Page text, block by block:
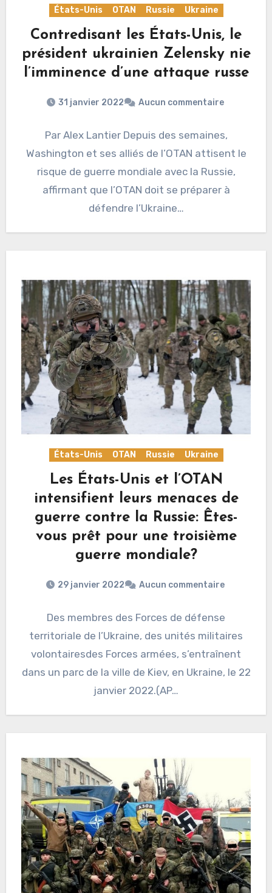
États-Unis OTAN Russie Ukraine
Contredisant les États-Unis, le
président ukrainien Zelensky nie
l’imminence d’une attaque russe
31 janvier 2022 Aucun commentaire
Par Alex Lantier Depuis des semaines,
Washington et ses alliés de l’OTAN attisent le
risque de guerre mondiale avec la Russie,
affirmant que l’OTAN doit se préparer à
défendre l’Ukraine…
États-Unis OTAN Russie Ukraine
Les États-Unis et l’OTAN
intensifient leurs menaces de
guerre contre la Russie: Êtes-
vous prêt pour une troisième
guerre mondiale?
29 janvier 2022 Aucun commentaire
Des membres des Forces de défense
territoriale de l’Ukraine, des unités militaires
volontairesdes Forces armées, s’entraînent
dans un parc de la ville de Kiev, en Ukraine, le 22
janvier 2022.(AP…